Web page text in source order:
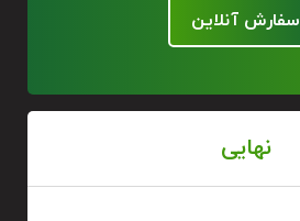
سفارش آنلاین
نهایی